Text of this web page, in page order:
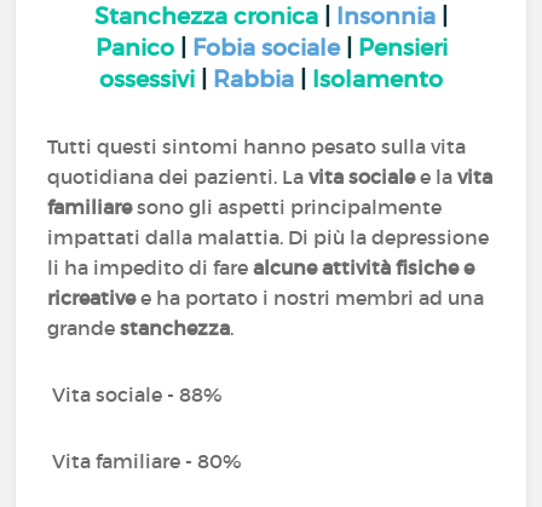
Stanchezza cronica Insonnia
Panico
Fobia sociale
Pensieri
ossessivi
Rabbia Isolamento
Tutti questi sintomi hanno pesato sulla vita
quotidiana dei pazienti. La vita socialee la vita
familiaresono gli aspetti principalmente
impattati dalla malattia. Di più la depressione
li ha impedito di farealcune attività fisiche e
ricreativee ha portato i nostri membri ad una
grandestanchezza.
Vita sociale - 88%
Vita familiare - 80%